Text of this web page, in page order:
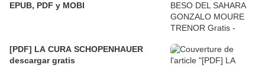
EPUB, PDF y MOBI
[PDF] LA CURA SCHOPENHAUER
descargar gratis